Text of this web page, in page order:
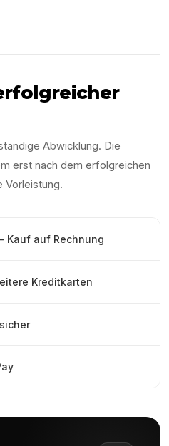
Abwicklung. Die
erst nach dem erfolgreichen
Vorleistung.
Kauf auf Rechnung
Kreditkarten